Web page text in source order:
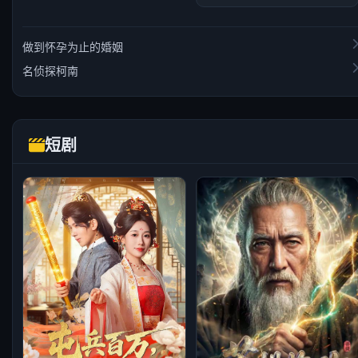
做到怀孕为止的婚姻
名侦探柯南
短剧